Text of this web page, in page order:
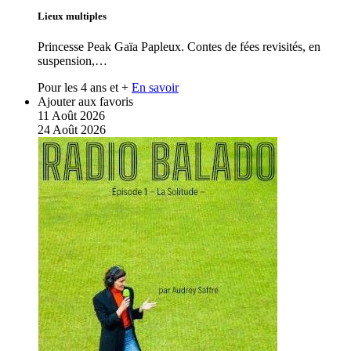
Lieux multiples
Princesse Peak Gaïa Papleux. Contes de fées revisités, en
suspension,…
Pour les 4 ans et + En savoir
Ajouter aux favoris
11 Août 2026
24 Août 2026